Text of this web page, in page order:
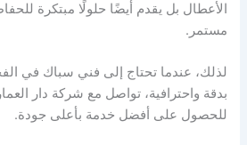
الأعطال بل يقدم أيضًا حلولًا مبتكرة
مستمر.
لذلك، عندما تحتاج إلى فني سباك في
بدقة واحترافية، تواصل مع شركة دار
للحصول على أفضل خدمة بأعلى جودة.